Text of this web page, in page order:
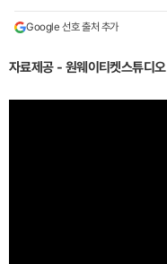
Google 선호 출처 추가
자료제공 - 원웨이티켓스튜디오